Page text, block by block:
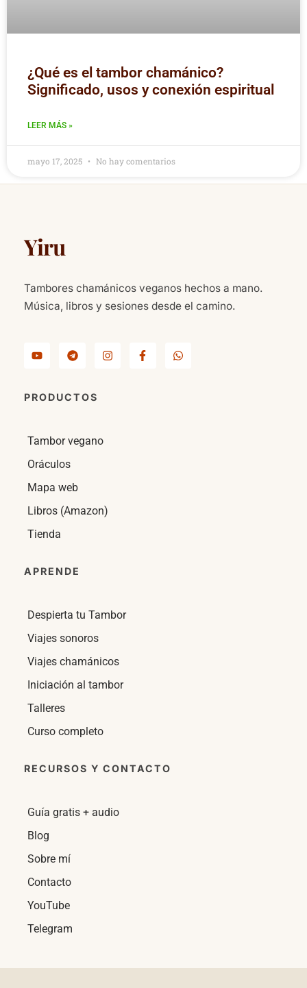
¿Qué es el tambor chamánico?
Significado, usos y conexión espiritual
LEER MÁS »
mayo 17, 2025 No hay comentarios
Yiru
Tambores chamánicos veganos hechos a mano.
Música, libros y sesiones desde el camino.
PRODUCTOS
Tambor vegano
Oráculos
Mapa web
Libros (Amazon)
Tienda
APRENDE
Despierta tu Tambor
Viajes sonoros
Viajes chamánicos
Iniciación al tambor
Talleres
Curso completo
RECURSOS Y CONTACTO
Guía gratis + audio
Blog
Sobre mí
Contacto
YouTube
Telegram